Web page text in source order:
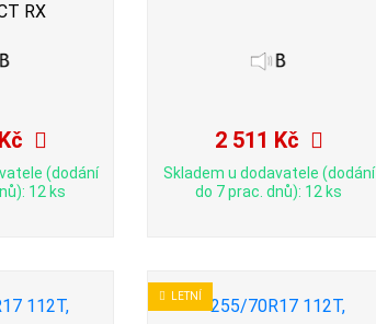
RX
(dodání
12 ks
2 511 Kč
Skladem u dodavatele (dodání
do 7 prac. dnů): 12 ks
LETNÍ